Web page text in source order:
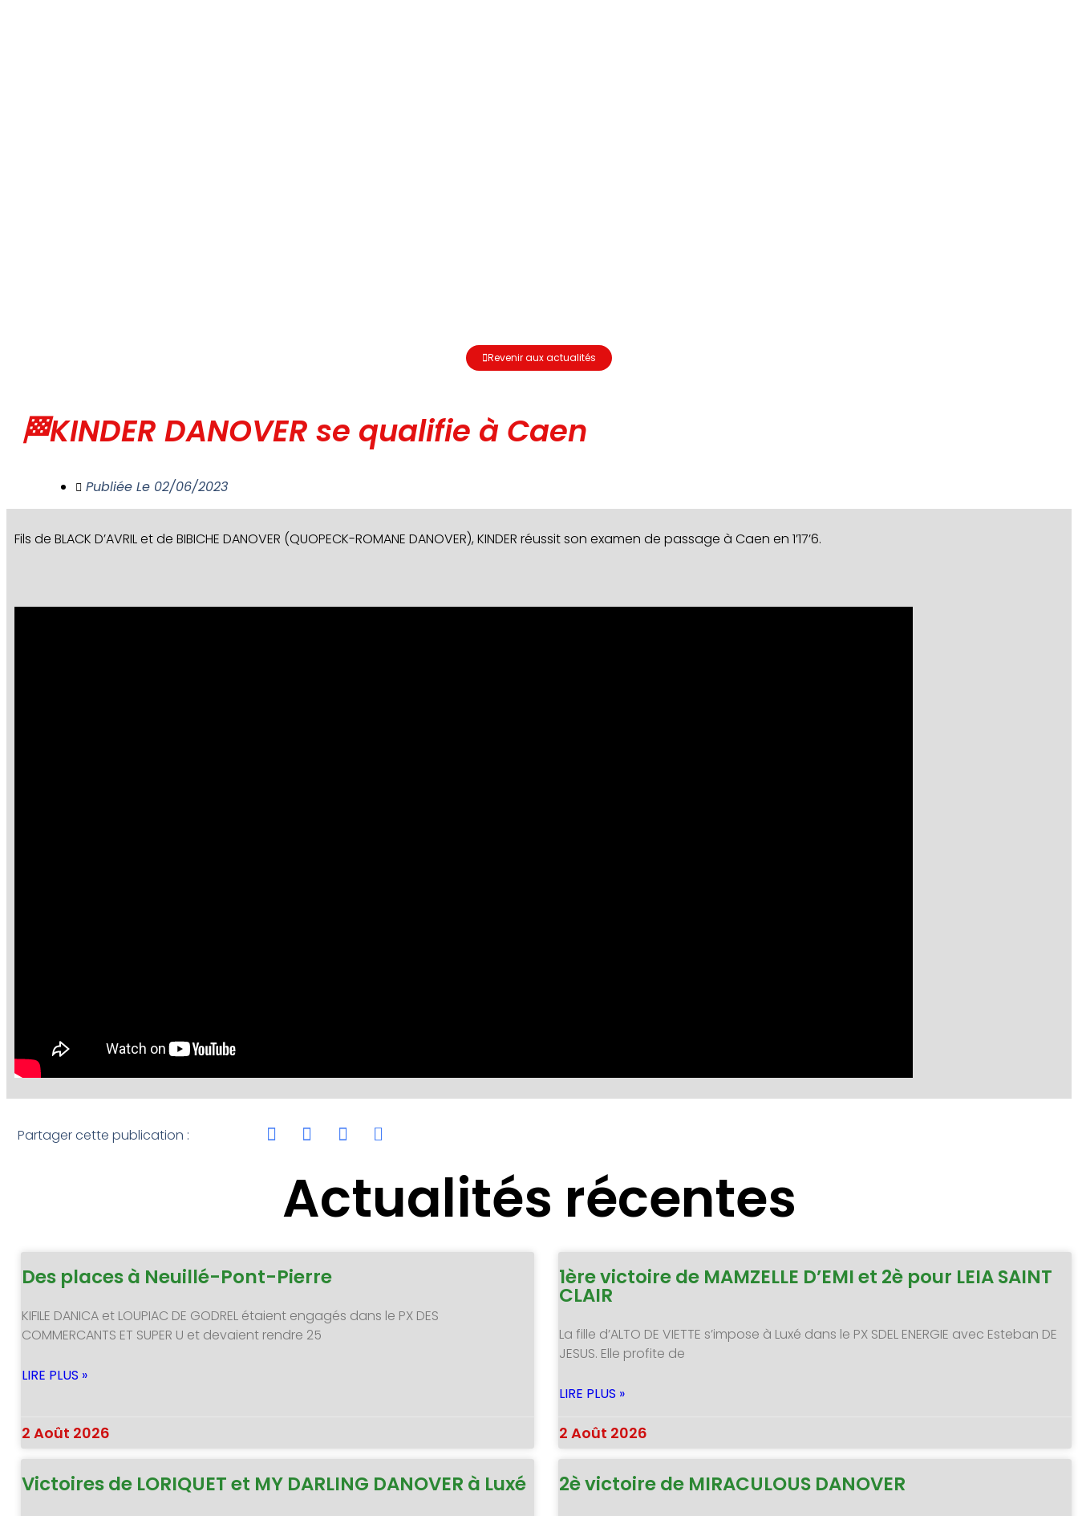
Revenir aux actualités
🏁KINDER DANOVER se qualifie à Caen
Publiée Le 02/06/2023
Fils de BLACK D’AVRIL et de BIBICHE DANOVER (QUOPECK-ROMANE DANOVER), KINDER réussit son examen de passage à Caen en 1’17’6.
Partager cette publication :
Actualités récentes
Des places à Neuillé-Pont-Pierre
KIFILE DANICA et LOUPIAC DE GODREL étaient engagés dans le PX DES
COMMERCANTS ET SUPER U et devaient rendre 25
LIRE PLUS »
2 Août 2026
1ère victoire de MAMZELLE D’EMI et 2è pour LEIA SAINT
CLAIR
La fille d’ALTO DE VIETTE s’impose à Luxé dans le PX SDEL ENERGIE avec Esteban DE
JESUS. Elle profite de
LIRE PLUS »
2 Août 2026
Victoires de LORIQUET et MY DARLING DANOVER à Luxé 2è victoire de MIRACULOUS DANOVER